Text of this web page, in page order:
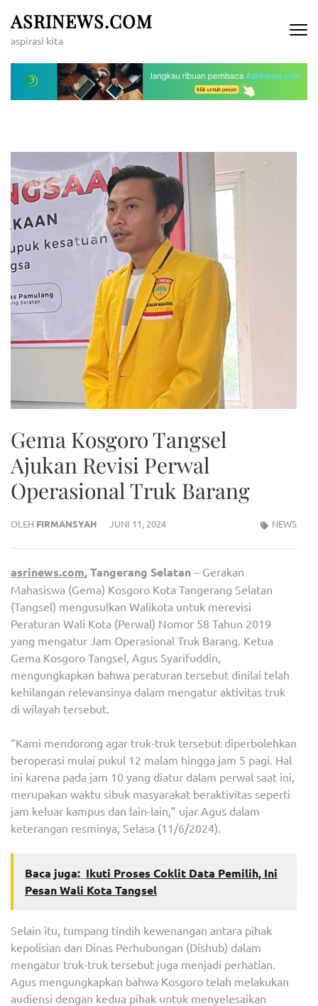
ke
konten
Enter)
ASRINEWS.COM
aspirasi kita
Gema Kosgoro Tangsel
Ajukan Revisi Perwal
Operasional Truk Barang
OLEH FIRMANSYAH JUNI 11, 2024 NEWS
asrinews.com, Tangerang Selatan – Gerakan
Mahasiswa (Gema) Kosgoro Kota Tangerang Selatan
(Tangsel) mengusulkan Walikota untuk merevisi
Peraturan Wali Kota (Perwal) Nomor 58 Tahun 2019
yang mengatur Jam Operasional Truk Barang. Ketua
Gema Kosgoro Tangsel, Agus Syarifuddin,
mengungkapkan bahwa peraturan tersebut dinilai telah
kehilangan relevansinya dalam mengatur aktivitas truk
di wilayah tersebut.
“Kami mendorong agar truk-truk tersebut diperbolehkan
beroperasi mulai pukul 12 malam hingga jam 5 pagi. Hal
ini karena pada jam 10 yang diatur dalam perwal saat ini,
merupakan waktu sibuk masyarakat beraktivitas seperti
jam keluar kampus dan lain-lain,” ujar Agus dalam
keterangan resminya, Selasa (11/6/2024).
Baca juga: Ikuti Proses Coklit Data Pemilih, Ini
Pesan Wali Kota Tangsel
Selain itu, tumpang tindih kewenangan antara pihak
kepolisian dan Dinas Perhubungan (Dishub) dalam
mengatur truk-truk tersebut juga menjadi perhatian.
Agus mengungkapkan bahwa Kosgoro telah melakukan
audiensi dengan kedua pihak untuk menyelesaikan